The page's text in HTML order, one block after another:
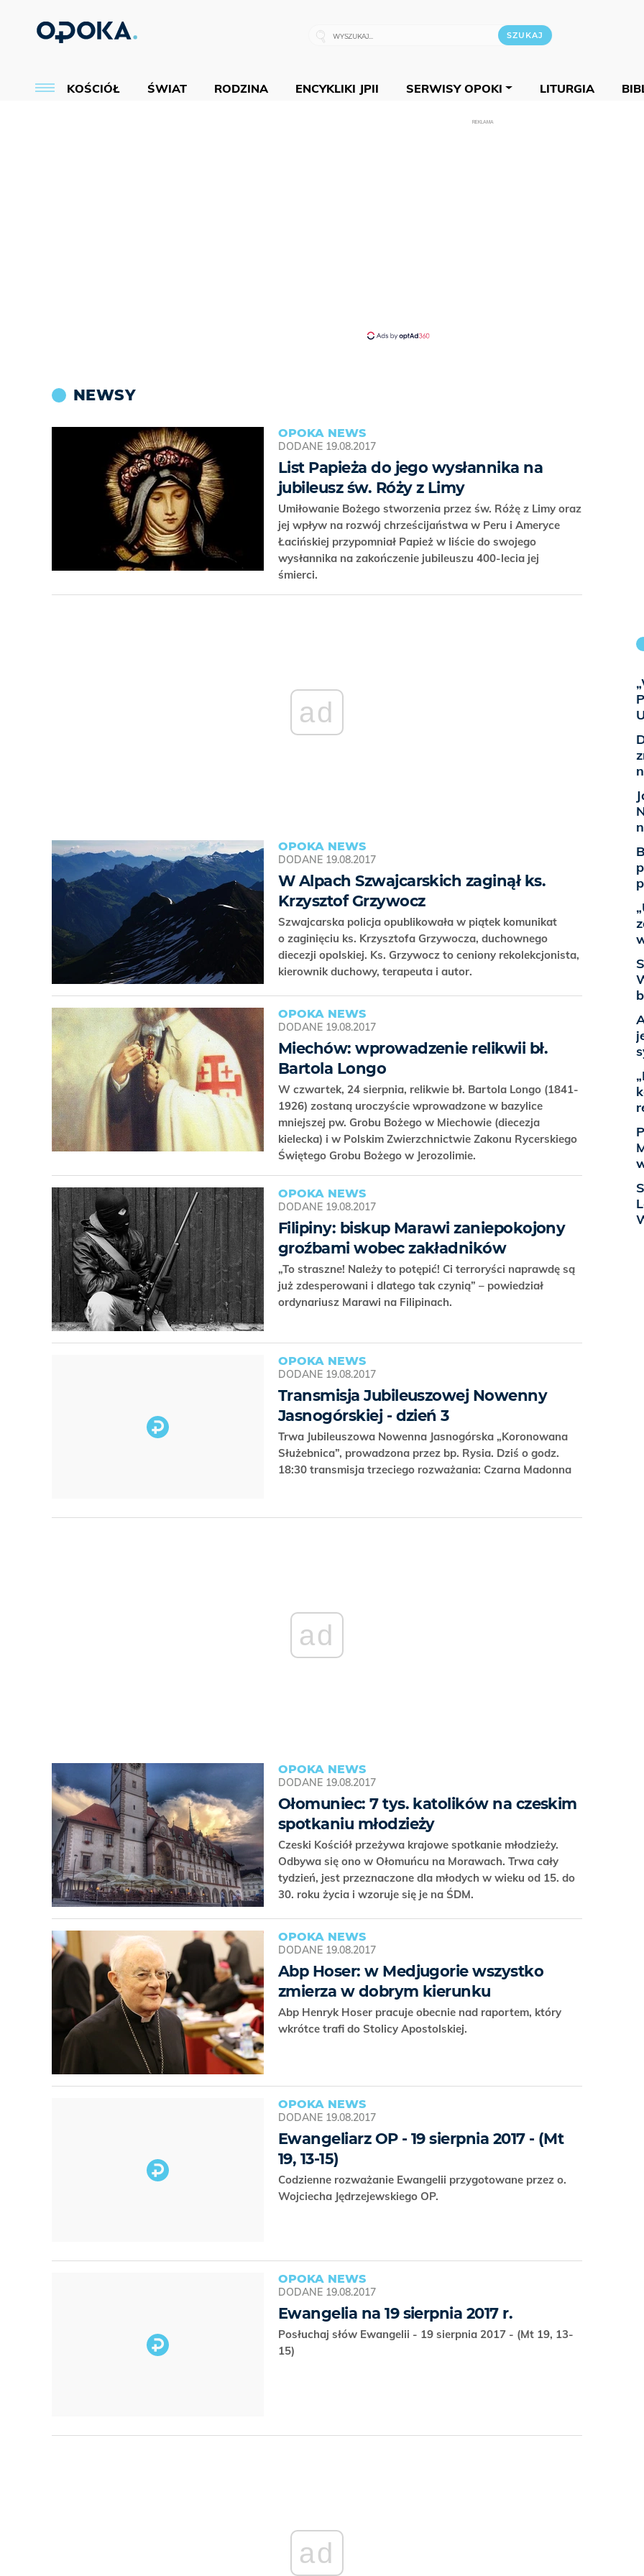
KOŚCIÓŁ ŚWIAT RODZINA ENCYKLIKI JPII SERWISY OPOKI LITURGIA
REKLAMA
NEWSY
OPOKA NEWS
DODANE 19.08.2017
List Papieża do jego wysłannika na
jubileusz św. Róży z Limy
Umiłowanie Bożego stworzenia przez św. Różę z Limy oraz
jej wpływ na rozwój chrześcijaństwa w Peru i Ameryce
Łacińskiej przypomniał Papież w liście do swojego
wysłannika na zakończenie jubileuszu 400-lecia jej
śmierci.
ad
OPOKA NEWS
DODANE 19.08.2017
W Alpach Szwajcarskich zaginął ks.
Krzysztof Grzywocz
Szwajcarska policja opublikowała w piątek komunikat
o zaginięciu ks. Krzysztofa Grzywocza, duchownego
diecezji opolskiej. Ks. Grzywocz to ceniony rekolekcjonista,
kierownik duchowy, terapeuta i autor.
OPOKA NEWS
DODANE 19.08.2017
Miechów: wprowadzenie relikwii bł.
Bartola Longo
W czwartek, 24 sierpnia, relikwie bł. Bartola Longo (1841-
1926) zostaną uroczyście wprowadzone w bazylice
mniejszej pw. Grobu Bożego w Miechowie (diecezja
kielecka) i w Polskim Zwierzchnictwie Zakonu Rycerskiego
Świętego Grobu Bożego w Jerozolimie.
OPOKA NEWS
DODANE 19.08.2017
Filipiny: biskup Marawi zaniepokojony
groźbami wobec zakładników
„To straszne! Należy to potępić! Ci terroryści naprawdę są
już zdesperowani i dlatego tak czynią” – powiedział
ordynariusz Marawi na Filipinach.
OPOKA NEWS
DODANE 19.08.2017
Transmisja Jubileuszowej Nowenny
Jasnogórskiej - dzień 3
Trwa Jubileuszowa Nowenna Jasnogórska „Koronowana
Służebnica”, prowadzona przez bp. Rysia. Dziś o godz.
18:30 transmisja trzeciego rozważania: Czarna Madonna
ad
OPOKA NEWS
DODANE 19.08.2017
Ołomuniec: 7 tys. katolików na czeskim
spotkaniu młodzieży
Czeski Kościół przeżywa krajowe spotkanie młodzieży.
Odbywa się ono w Ołomuńcu na Morawach. Trwa cały
tydzień, jest przeznaczone dla młodych w wieku od 15. do
30. roku życia i wzoruje się je na ŚDM.
OPOKA NEWS
DODANE 19.08.2017
Abp Hoser: w Medjugorie wszystko
zmierza w dobrym kierunku
Abp Henryk Hoser pracuje obecnie nad raportem, który
wkrótce trafi do Stolicy Apostolskiej.
OPOKA NEWS
DODANE 19.08.2017
Ewangeliarz OP - 19 sierpnia 2017 - (Mt
19, 13-15)
Codzienne rozważanie Ewangelii przygotowane przez o.
Wojciecha Jędrzejewskiego OP.
OPOKA NEWS
DODANE 19.08.2017
Ewangelia na 19 sierpnia 2017 r.
Posłuchaj słów Ewangelii - 19 sierpnia 2017 - (Mt 19, 13-
15)
ad